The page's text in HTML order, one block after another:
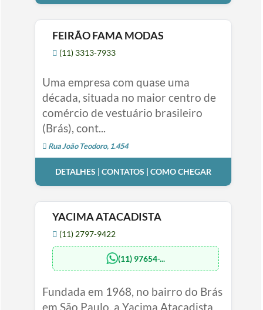
FEIRÃO FAMA MODAS
(11) 3313-7933
Uma empresa com quase uma
década, situada no maior centro de
comércio de vestuário brasileiro
(Brás), cont...
Rua João Teodoro, 1.454
DETALHES | CONTATOS | COMO CHEGAR
YACIMA ATACADISTA
(11) 2797-9422
(11) 97654-...
Fundada em 1968, no bairro do Brás
em São Paulo, a Yacima Atacadista